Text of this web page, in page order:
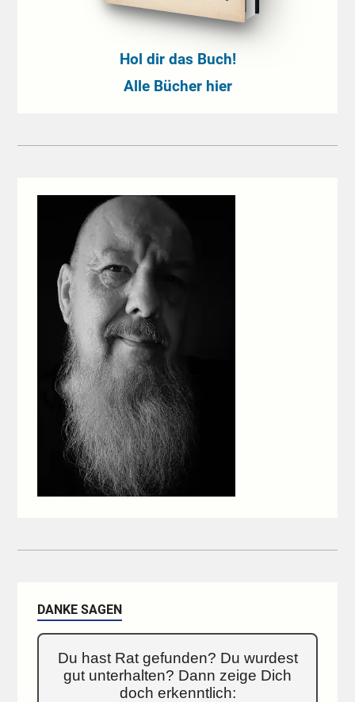
Hol dir das Buch!
Alle Bücher hier
DANKE SAGEN
Du hast Rat gefunden? Du wurdest
gut unterhalten? Dann zeige Dich
doch erkenntlich: